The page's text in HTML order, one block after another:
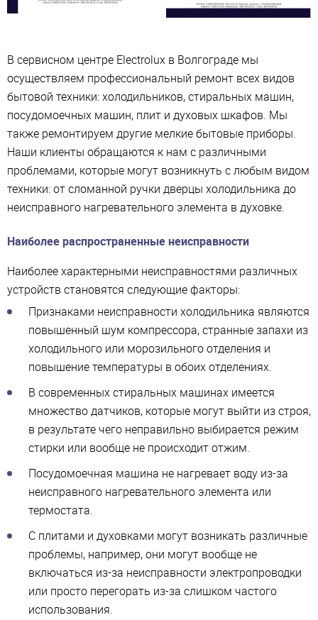
В сервисном центре Electrolux в Волгограде мы
осуществляем профессиональный ремонт всех видов
бытовой техники: холодильников, стиральных машин,
посудомоечных машин, плит и духовых шкафов. Мы
также ремонтируем другие мелкие бытовые приборы.
Наши клиенты обращаются к нам с различными
проблемами, которые могут возникнуть с любым видом
техники: от сломанной ручки дверцы холодильника до
неисправного нагревательного элемента в духовке.
Наиболее распространенные неисправности
Наиболее характерными неисправностями различных
устройств становятся следующие факторы:
Признаками неисправности холодильника являются
повышенный шум компрессора, странные запахи из
холодильного или морозильного отделения и
повышение температуры в обоих отделениях.
В современных стиральных машинах имеется
множество датчиков, которые могут выйти из строя,
в результате чего неправильно выбирается режим
стирки или вообще не происходит отжим.
Посудомоечная машина не нагревает воду из-за
неисправного нагревательного элемента или
термостата.
С плитами и духовками могут возникать различные
проблемы, например, они могут вообще не
включаться из-за неисправности электропроводки
или просто перегорать из-за слишком частого
использования.